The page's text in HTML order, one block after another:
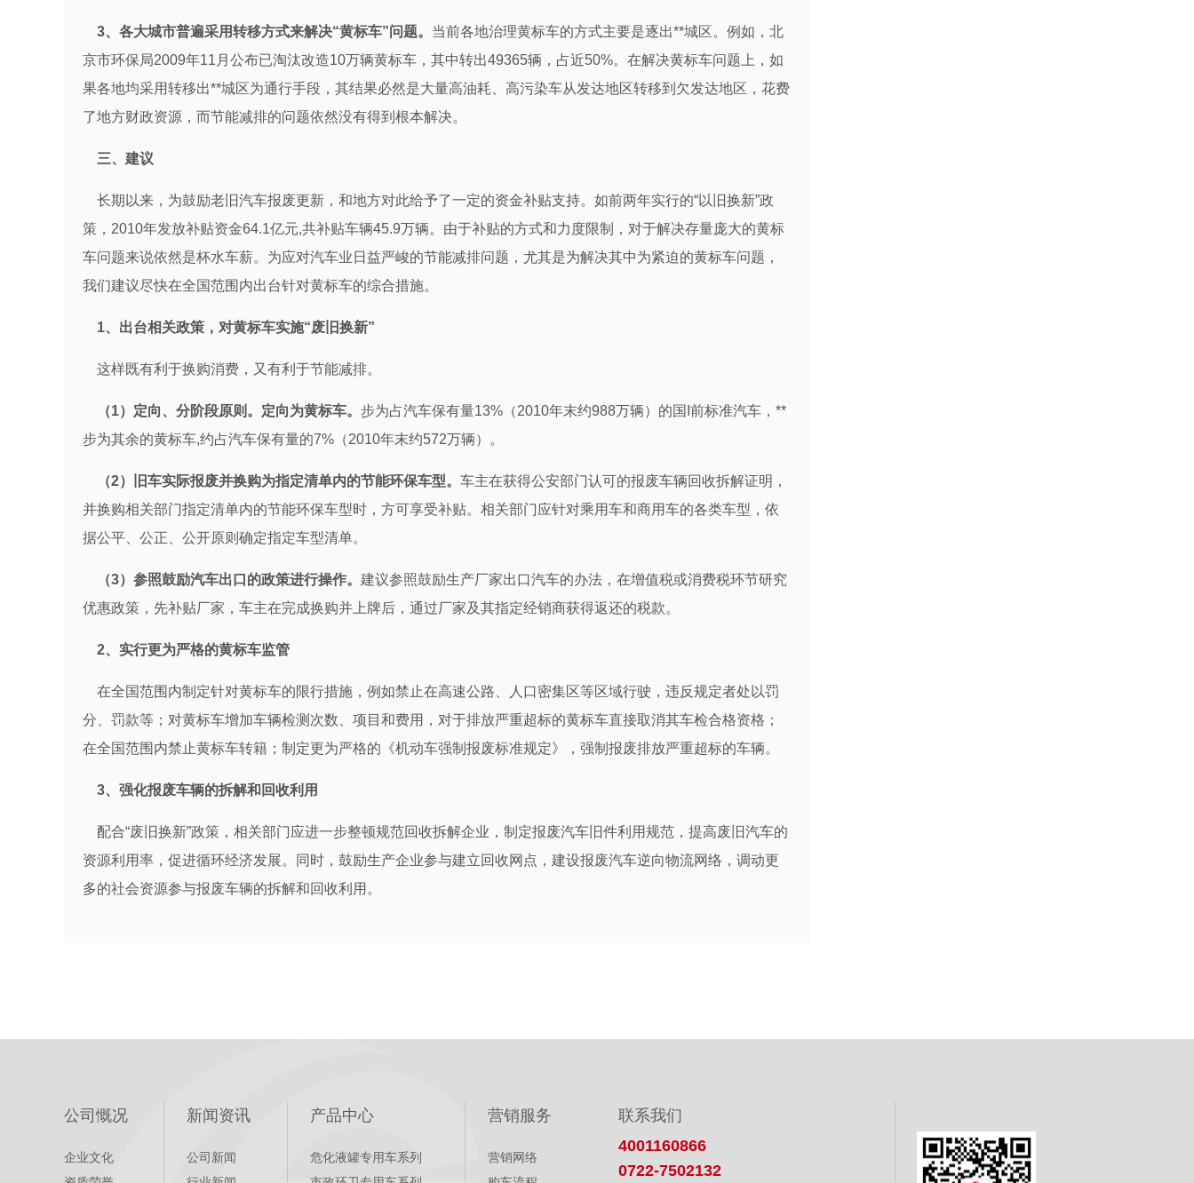
3、各大城市普遍采用转移方式来解决“黄标车”问题。 当前各地治理黄标车的方式主要是逐出**城区。例如，北
京市环保局2009年11月公布已淘汰改造10万辆黄标车，其中转出49365辆，占近50%。在解决黄标车问题上，如
果各地均采用转移出**城区为通行手段，其结果必然是大量高油耗、高污染车从发达地区转移到欠发达地区，花费
了地方财政资源，而节能减排的问题依然没有得到根本解决。
三、建议
长期以来，为鼓励老旧汽车报废更新，和地方对此给予了一定的资金补贴支持。如前两年实行的“以旧换新”政
策，2010年发放补贴资金64.1亿元,共补贴车辆45.9万辆。由于补贴的方式和力度限制，对于解决存量庞大的黄标
车问题来说依然是杯水车薪。为应对汽车业日益严峻的节能减排问题，尤其是为解决其中为紧迫的黄标车问题，
我们建议尽快在全国范围内出台针对黄标车的综合措施。
1、出台相关政策，对黄标车实施“废旧换新”
这样既有利于换购消费，又有利于节能减排。
（1）定向、分阶段原则。定向为黄标车。 步为占汽车保有量13%（2010年末约988万辆）的国I前标准汽车，**
步为其余的黄标车,约占汽车保有量的7%（2010年末约572万辆）。
（2）旧车实际报废并换购为指定清单内的节能环保车型。 车主在获得公安部门认可的报废车辆回收拆解证明，
并换购相关部门指定清单内的节能环保车型时，方可享受补贴。相关部门应针对乘用车和商用车的各类车型，依
据公平、公正、公开原则确定指定车型清单。
（3）参照鼓励汽车出口的政策进行操作。 建议参照鼓励生产厂家出口汽车的办法，在增值税或消费税环节研究
优惠政策，先补贴厂家，车主在完成换购并上牌后，通过厂家及其指定经销商获得返还的税款。
2、实行更为严格的黄标车监管
在全国范围内制定针对黄标车的限行措施，例如禁止在高速公路、人口密集区等区域行驶，违反规定者处以罚
分、罚款等；对黄标车增加车辆检测次数、项目和费用，对于排放严重超标的黄标车直接取消其车检合格资格；
在全国范围内禁止黄标车转籍；制定更为严格的《机动车强制报废标准规定》，强制报废排放严重超标的车辆。
3、强化报废车辆的拆解和回收利用
配合“废旧换新”政策，相关部门应进一步整顿规范回收拆解企业，制定报废汽车旧件利用规范，提高废旧汽车的
资源利用率，促进循环经济发展。同时，鼓励生产企业参与建立回收网点，建设报废汽车逆向物流网络，调动更
多的社会资源参与报废车辆的拆解和回收利用。
公司慨况
企业文化
新闻资讯
公司新闻
产品中心
危化液罐专用车系列
营销服务
营销网络
联系我们
4001160866
0722-7502132